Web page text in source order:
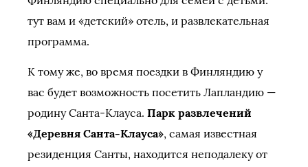
тут вам и «детский» отель, и развлекательная
программа.
К тому же, во время поездки в Финляндию у
вас будет возможность посетить Лапландию —
родину Санта-Клауса. Парк развлечений
«Деревня Санта-Клауса», самая известная
резиденция Санты, находится неподалеку от